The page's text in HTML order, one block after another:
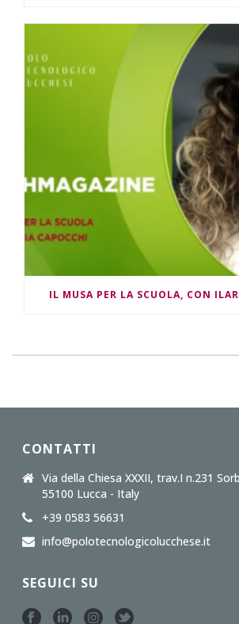
IL MUSA PER LA SCUOLA, CON
CONTATTI
Via della Chiesa XXXII, trav.I n.231
55100 Lucca - Italy
+39 0583 56631
info@polotecnologicolucchese.it
SEGUICI SU